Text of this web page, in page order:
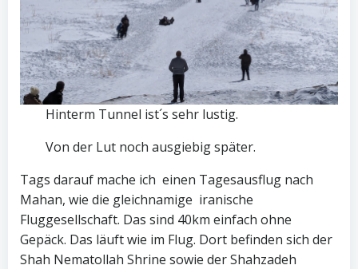
Hinterm Tunnel ist´s sehr lustig.
Von der Lut noch ausgiebig später.
Tags darauf mache ich einen Tagesausflug nach
Mahan, wie die gleichnamige iranische
Fluggesellschaft. Das sind 40km einfach ohne
Gepäck. Das läuft wie im Flug. Dort befinden sich der
Shah Nematollah Shrine sowie der Shahzadeh